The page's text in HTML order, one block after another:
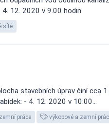
4. 12. 2020 v 9.00 hodin
sítě
stavebních úprav činí cca
- 4. 12. 2020 v 10:00...
práce výkopové a zemní